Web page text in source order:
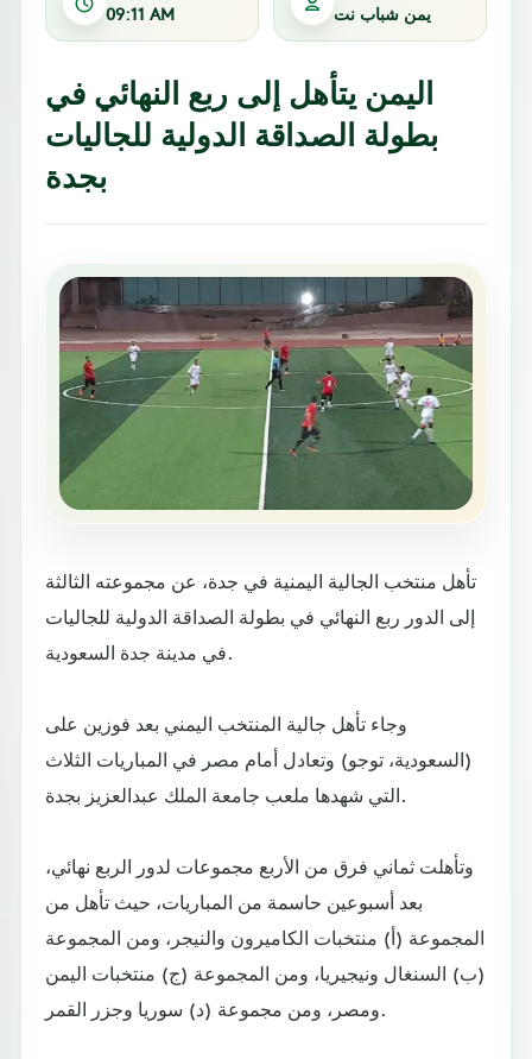
09:11 AM يمن شباب نت
اليمن يتأهل إلى ربع النهائي في
بطولة الصداقة الدولية للجاليات
بجدة
تأهل منتخب الجالية اليمنية في جدة، عن مجموعته الثالثة
إلى الدور ربع النهائي في بطولة الصداقة الدولية للجاليات
في مدينة جدة السعودية.
وجاء تأهل جالية المنتخب اليمني بعد فوزين على
(السعودية، توجو) وتعادل أمام مصر في المباريات الثلاث
التي شهدها ملعب جامعة الملك عبدالعزيز بجدة.
وتأهلت ثماني فرق من الأربع مجموعات لدور الربع نهائي،
بعد أسبوعين حاسمة من المباريات، حيث تأهل من
المجموعة (أ) منتخبات الكاميرون والنيجر، ومن المجموعة
(ب) السنغال ونيجيريا، ومن المجموعة (ج) منتخبات اليمن
ومصر، ومن مجموعة (د) سوريا وجزر القمر.